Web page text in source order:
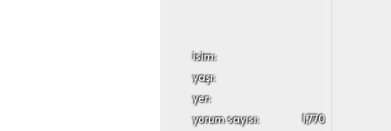
i̇sim:
yaşı:
yer:
yorum sayısı:
1,770